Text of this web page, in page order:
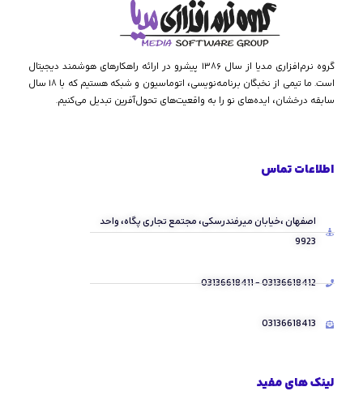
گروه نرم‌افزاری مدیا از سال ۱۳۸۶ پیشرو در ارائه راهکارهای هوشمند دیجیتال
است. ما تیمی از نخبگان برنامه‌نویسی، اتوماسیون و شبکه هستیم که با ۱۸ سال
سابقه درخشان، ایده‌های نو را به واقعیت‌های تحول‌آفرین تبدیل می‌کنیم.
اطلاعات تماس
اصفهان ،خیابان میرفندرسکی، مجتمع تجاری پگاه، واحد
9923
03136618412 - 03136618411
03136618413
لینک های مفید